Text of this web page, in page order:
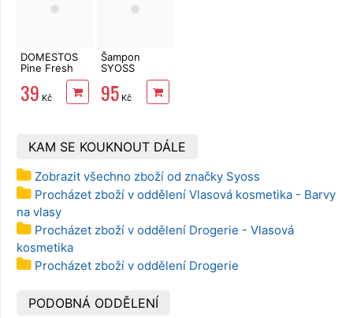
DOMESTOS
Pine Fresh
39 Kč
Šampon
SYOSS
Intense Color
440 ml
95Kč
KAM SE KOUKNOUT DÁLE
Zobrazit všechno zboží od značky Syoss
Procházet zboží v oddělení Vlasová kosmetika - Barvy
na vlasy
Procházet zboží v oddělení Drogerie - Vlasová
kosmetika
Procházet zboží v oddělení Drogerie
PODOBNÁ ODDĚLENÍ